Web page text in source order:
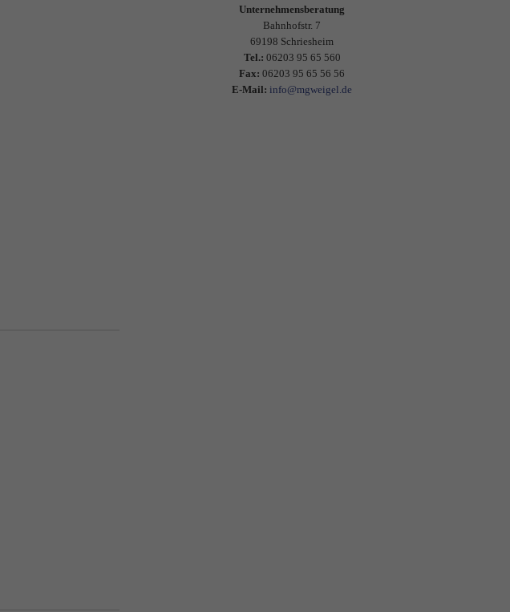
Unternehmensberatung
Bahnhofstr. 7
69198 Schriesheim
Tel.: 06203 95 65 560
Fax: 06203 95 65 56 56
E-Mail: info@mgweigel.de